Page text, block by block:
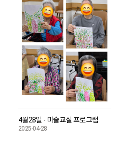
4월28일 - 미술교실 프로그램
2025-04-28